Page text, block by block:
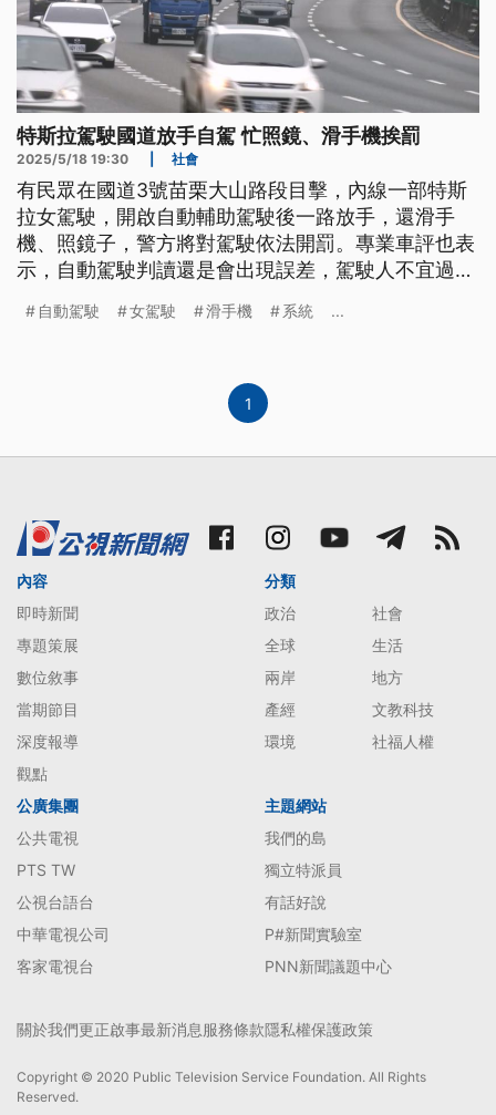
特斯拉駕駛國道放手自駕 忙照鏡、滑手機挨罰
2025/5/18 19:30 社會
有民眾在國道3號苗栗大山路段目擊，內線一部特斯
拉女駕駛，開啟自動輔助駕駛後一路放手，還滑手
機、照鏡子，警方將對駕駛依法開罰。專業車評也表
示，自動駕駛判讀還是會出現誤差，駕駛人不宜過度
自動駕駛 女駕駛 滑手機 系統 ...
1
內容
即時新聞
專題策展
數位敘事
當期節目
深度報導
觀點
分類
政治
社會
全球
生活
兩岸
地方
產經
文教科技
環境
社福人權
公廣集團
公共電視
PTS TW
公視台語台
中華電視公司
客家電視台
主題網站
我們的島
獨立特派員
有話好說
P#新聞實驗室
PNN新聞議題中心
關於我們更正啟事最新消息服務條款隱私權保護政策
Copyright © 2020 Public Television Service Foundation. All Rights
Reserved.